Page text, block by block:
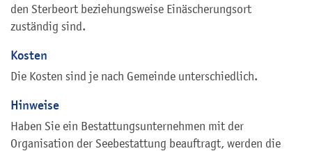
den Sterbeort beziehungsweise Einäscherungsort
zuständig sind.
Kosten
Die Kosten sind je nach Gemeinde unterschiedlich.
Hinweise
Haben Sie ein Bestattungsunternehmen mit der
Organisation der Seebestattung beauftragt, werden die